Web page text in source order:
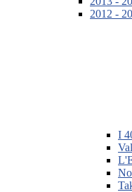
2012 -
I